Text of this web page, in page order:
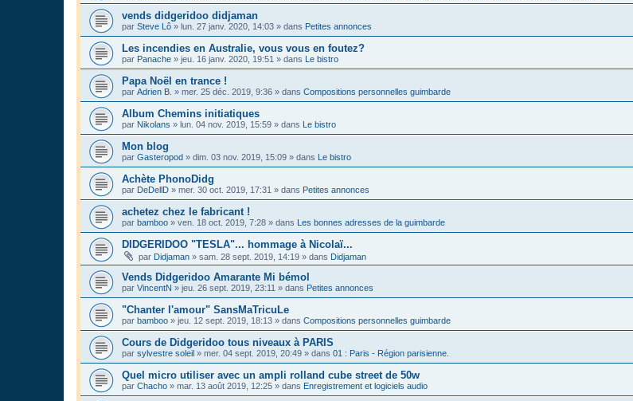
vends didgeridoo didjaman
par Steve Lô » lun. 27 janv. 2020, 14:03 » dans Petites annonces
Les incendies en Australie, vous vous en foutez?
par Panache » jeu. 16 janv. 2020, 19:51 » dans Le bistro
Papa Noël en trance !
par Adrien B. » mer. 25 déc. 2019, 9:36 » dans Compositions personnelles guimbarde
Album Chemins initiatiques
par Nikolans » lun. 04 nov. 2019, 15:59 » dans Le bistro
Mon blog
par Gasteropod » dim. 03 nov. 2019, 15:09 » dans Le bistro
Achète PhonoDidg
par DeDellD » mer. 30 oct. 2019, 17:31 » dans Petites annonces
achetez chez le fabricant !
par bamboo » ven. 18 oct. 2019, 7:28 » dans Les bonnes adresses de la guimbarde
DIDGERIDOO "TESLA"... hommage à Nicolaï...
par Didjaman » sam. 28 sept. 2019, 14:19 » dans Didjaman
Vends Didgeridoo Amarante Mi bémol
par VincentN » jeu. 26 sept. 2019, 23:11 » dans Petites annonces
"Chanter l'amour" SansMaTricuLe
par bamboo » jeu. 12 sept. 2019, 18:13 » dans Compositions personnelles guimbarde
Cours de Didgeridoo tous niveaux à PARIS
par sylvestre soleil » mer. 04 sept. 2019, 20:49 » dans 01 : Paris - Région parisienne.
Quel micro utiliser avec un ampli rolland cube street de 50w
par Chacho » mar. 13 août 2019, 12:25 » dans Enregistrement et logiciels audio